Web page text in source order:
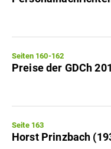
Seiten 160-162
Preise der GDCh
Seite 163
Horst Prinzbach